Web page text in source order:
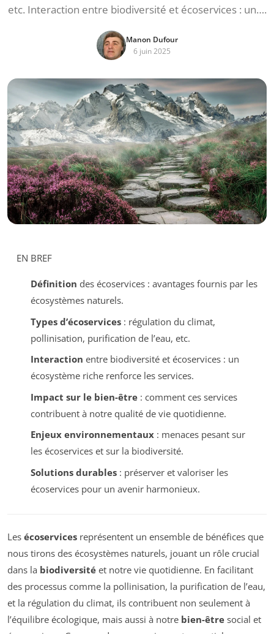
etc. Interaction entre biodiversité et écoservices : un….
Manon Dufour
6 juin 2025
EN BREF
Définition des écoservices : avantages fournis par les
écosystèmes naturels.
Types d’écoservices: régulation du climat,
pollinisation, purification de l’eau, etc.
Interaction entre biodiversité et écoservices : un
écosystème riche renforce les services.
Impact sur le bien-être: comment ces services
contribuent à notre qualité de vie quotidienne.
Enjeux environnementaux: menaces pesant sur
les écoservices et sur la biodiversité.
Solutions durables: préserver et valoriser les
écoservices pour un avenir harmonieux.
Les écoservices représentent un ensemble de bénéfices que
nous tirons des écosystèmes naturels, jouant un rôle crucial
dans la biodiversité et notre vie quotidienne. En facilitant
des processus comme la pollinisation, la purification de l’eau,
et la régulation du climat, ils contribuent non seulement à
l’équilibre écologique, mais aussi à notre bien-être social et